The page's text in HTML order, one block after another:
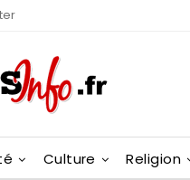
Culture Religion